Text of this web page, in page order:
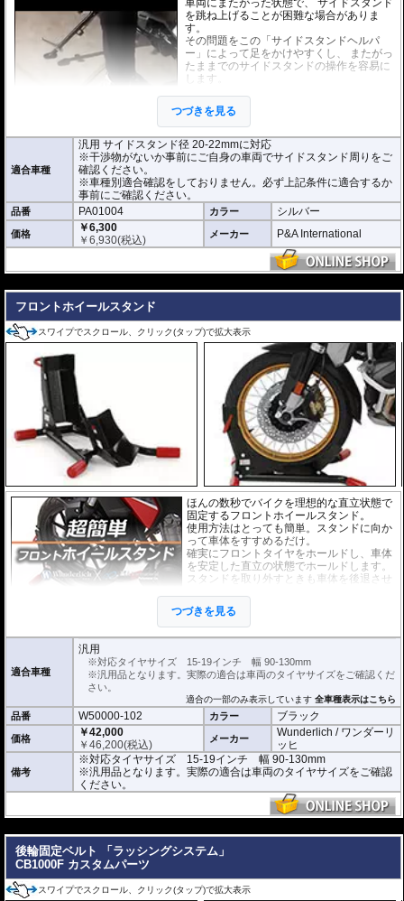
車両にまたがった状態で、 サイドスタンド
を跳ね上げることが困難な場合がありま
す。
その問題をこの「サイドスタンドヘルパ
ー」によって足をかけやすくし、 またがっ
たままでのサイドスタンドの操作を容易に
します。
各車両での取り付け確認は行っておりませ
ん。サイドスタンド径や干渉物がないかな
ど事前にご自身の車両でサイドスタンド周
りをご確認ください。
つづきを見る
適合車種
汎用 サイドスタンド径 20-22mmに対応
※干渉物がないか事前にご自身の車両でサイドスタンド周りをご
確認ください。
※車種別適合確認をしておりません。必ず上記条件に適合するか
事前にご確認ください。
品番 PA01004 カラー シルバー
価格
￥6,300
￥6,930(税込) メーカー P&A International
フロントホイールスタンド
スワイプでスクロール、クリック(タップ)で拡大表示
ほんの数秒でバイクを理想的な直立状態で
固定するフロントホイールスタンド。
使用方法はとっても簡単。スタンドに向か
って車体をすすめるだけ。
確実にフロントタイヤをホールドし、車体
を安定した直立の状態でホールドします。
スタンドを取り外すときも車体を後退させ
また、ベルト等でスタンドとホイールを留
めればスタンドが外れることはありませ
ん。
ぜひ動画でその手軽さをご確認ください。
対応タイヤサイズ 15-19インチ 幅 90-130mm
つづきを見る
適合車種
汎用
※対応タイヤサイズ 15-19インチ 幅 90-130mm
※汎用品となります。実際の適合は車両のタイヤサイズをご確認くだ
さい。
適合の一部のみ表示しています全車種表示はこちら
品番 W50000-102 カラー ブラック
価格
￥42,000
￥46,200(税込) メーカー
Wunderlich / ワンダーリ
ッヒ
備考
※対応タイヤサイズ 15-19インチ 幅 90-130mm
※汎用品となります。実際の適合は車両のタイヤサイズをご確認
ください。
後輪固定ベルト 「ラッシングシステム」
CB1000F カスタムパーツ
スワイプでスクロール、クリック(タップ)で拡大表示